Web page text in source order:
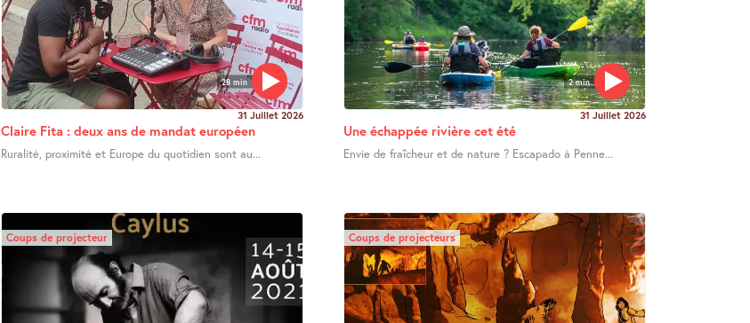
28 min
31 Juillet 2026
Claire Fita : deux ans de mandat européen
Ruralité, proximité et Europe du quotidien sont au...
2 min
31 Juillet 2026
Une échappée rivière cet été
Envie de fraîcheur et de nature ? Escapado à Penne...
Coups de projecteur Coups de projecteurs